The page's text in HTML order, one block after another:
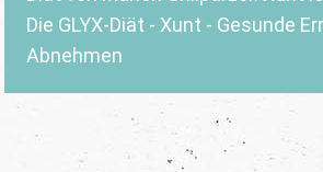
Die GLYX-Diät - Xunt - Gesunde
Abnehmen